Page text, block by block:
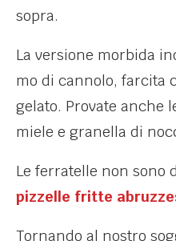
sopra.
La versione morbida
mo di cannolo, farcita
gelato. Provate anche
miele e granella di
Le ferratelle non sono
pizzelle fritte
Tornando al nostro